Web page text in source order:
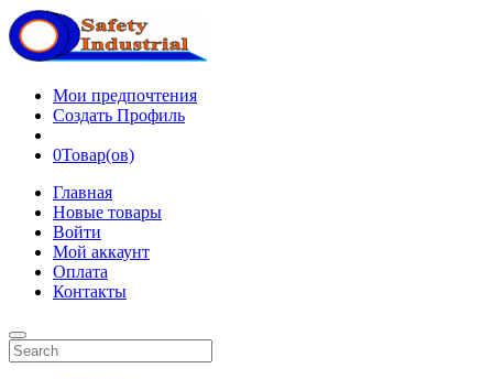
Мои предпочтения
Создать Профиль
0Товар(ов)
Главная
Новые товары
Войти
Мой аккаунт
Оплата
Контакты